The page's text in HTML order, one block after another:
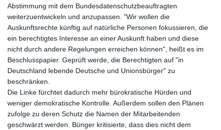
Abstimmung mit dem Bundesdatenschutzbeauftragten
weiterzuentwickeln und anzupassen. "Wir wollen die
Auskunftsrechte künftig auf natürliche Personen fokussieren, die
ein berechtigtes Interesse an einer Auskunft haben und diese
nicht durch andere Regelungen erreichen können", heißt es im
Beschlusspapier. Geprüft werde, die Berechtigten auf "in
Deutschland lebende Deutsche und Unionsbürger" zu
beschränken.
Die Linke fürchtet dadurch mehr bürokratische Hürden und
weniger demokratische Kontrolle. Außerdem sollen den Plänen
zufolge zu deren Schutz die Namen der Mitarbeitenden
geschwärzt werden. Bünger kritisierte, dass dies nicht dem